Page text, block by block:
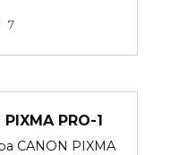
7
PRO-1
CANON PIXMA